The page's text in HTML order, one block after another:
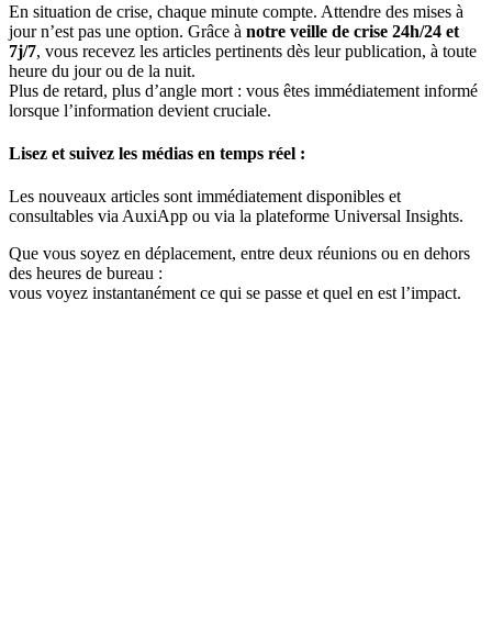
En situation de crise, chaque minute compte. Attendre des mises à
jour n’est pas une option. Grâce à notre veille de crise 24h/24 et
7j/7, vous recevez les articles pertinents dès leur publication, à toute
heure du jour ou de la nuit.
Plus de retard, plus d’angle mort : vous êtes immédiatement informé
lorsque l’information devient cruciale.
Lisez et suivez les médias en temps réel :
Les nouveaux articles sont immédiatement disponibles et
consultables via AuxiApp ou via la plateforme Universal Insights.
Que vous soyez en déplacement, entre deux réunions ou en dehors
des heures de bureau :
vous voyez instantanément ce qui se passe et quel en est l’impact.